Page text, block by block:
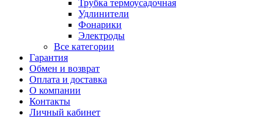
Трубка термоусадочная
Удлинители
Фонарики
Электроды
Все категории
Гарантия
Обмен и возврат
Оплата и доставка
О компании
Контакты
Личный кабинет